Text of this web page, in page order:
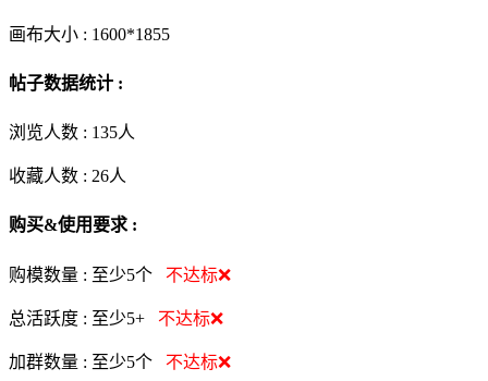
画布大小 : 1600*1855
帖子数据统计 :
浏览人数 : 135人
收藏人数 : 26人
购买&使用要求 :
购模数量 : 至少5个 不达标❌
总活跃度 : 至少5+ 不达标❌
加群数量 : 至少5个 不达标❌